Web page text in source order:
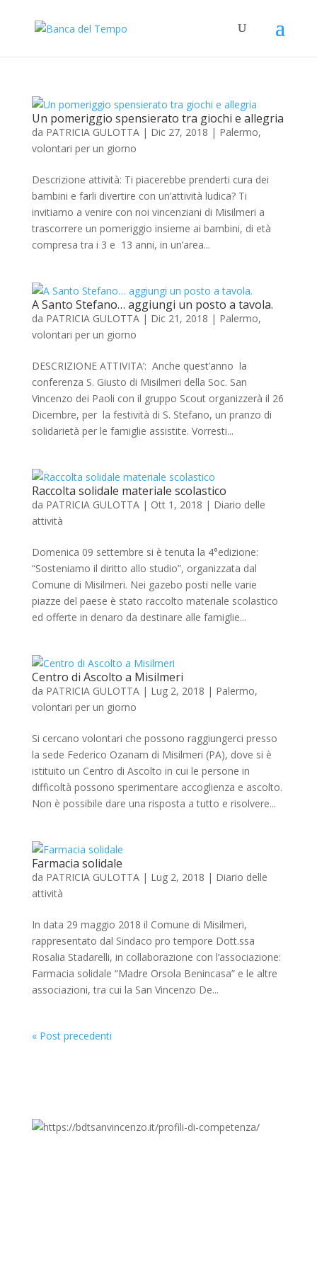
Un pomeriggio spensierato tra giochi e allegria
da PATRICIA GULOTTA| Dic 27, 2018 | Palermo,
volontari per un giorno
Descrizione attività: Ti piacerebbe prenderti cura dei
bambini e farli divertire con un’attività ludica? Ti
invitiamo a venire con noi vincenziani di Misilmeri a
trascorrere un pomeriggio insieme ai bambini, di età
compresa tra i 3 e 13 anni, in un’area...
A Santo Stefano… aggiungi un posto a tavola.
da PATRICIA GULOTTA| Dic 21, 2018 | Palermo,
volontari per un giorno
DESCRIZIONE ATTIVITA’: Anche quest’anno la
conferenza S. Giusto di Misilmeri della Soc. San
Vincenzo dei Paoli con il gruppo Scout organizzerà il 26
Dicembre, per la festività di S. Stefano, un pranzo di
solidarietà per le famiglie assistite. Vorresti...
Raccolta solidale materiale scolastico
da PATRICIA GULOTTA| Ott 1, 2018 | Diario delle
attività
Domenica 09 settembre si è tenuta la 4°edizione:
“Sosteniamo il diritto allo studio”, organizzata dal
Comune di Misilmeri. Nei gazebo posti nelle varie
piazze del paese è stato raccolto materiale scolastico
ed offerte in denaro da destinare alle famiglie...
Centro di Ascolto a Misilmeri
da PATRICIA GULOTTA| Lug 2, 2018 | Palermo,
volontari per un giorno
Si cercano volontari che possono raggiungerci presso
la sede Federico Ozanam di Misilmeri (PA), dove si è
istituito un Centro di Ascolto in cui le persone in
difficoltà possono sperimentare accoglienza e ascolto.
Non è possibile dare una risposta a tutto e risolvere...
Farmacia solidale
da PATRICIA GULOTTA| Lug 2, 2018 | Diario delle
attività
In data 29 maggio 2018 il Comune di Misilmeri,
rappresentato dal Sindaco pro tempore Dott.ssa
Rosalia Stadarelli, in collaborazione con l’associazione:
Farmacia solidale “Madre Orsola Benincasa” e le altre
associazioni, tra cui la San Vincenzo De...
« Post precedenti